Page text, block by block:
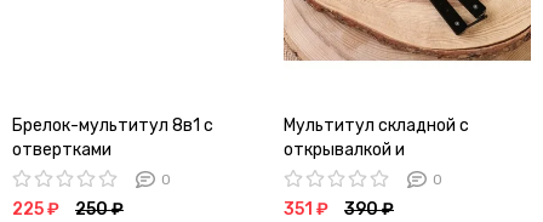
Брелок-мультитул 8в1 с
отвертками
0
225 ₽ 250 ₽
Мультитул складной с
открывалкой и
шестигранниками 0
351 ₽ 390 ₽